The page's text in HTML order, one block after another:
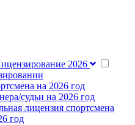
2026
на 2026 год
судьи на 2026 год
лицензия спортсмена
год